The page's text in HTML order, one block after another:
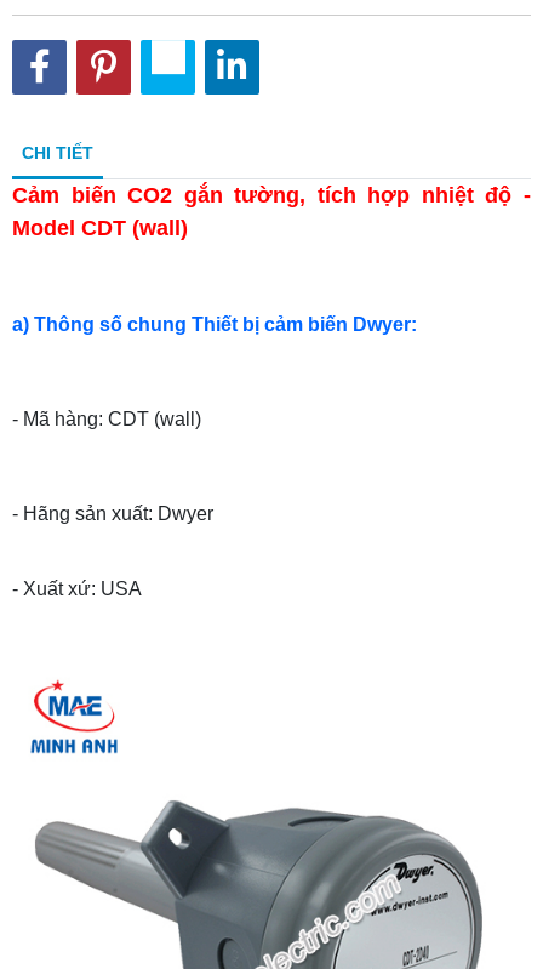
CHI TIẾT
Cảm biến CO2 gắn tường, tích hợp nhiệt độ -
Model CDT (wall)
a) Thông số chung Thiết bị cảm biến Dwyer:
- Mã hàng: CDT (wall)
- Hãng sản xuất: Dwyer
- Xuất xứ: USA